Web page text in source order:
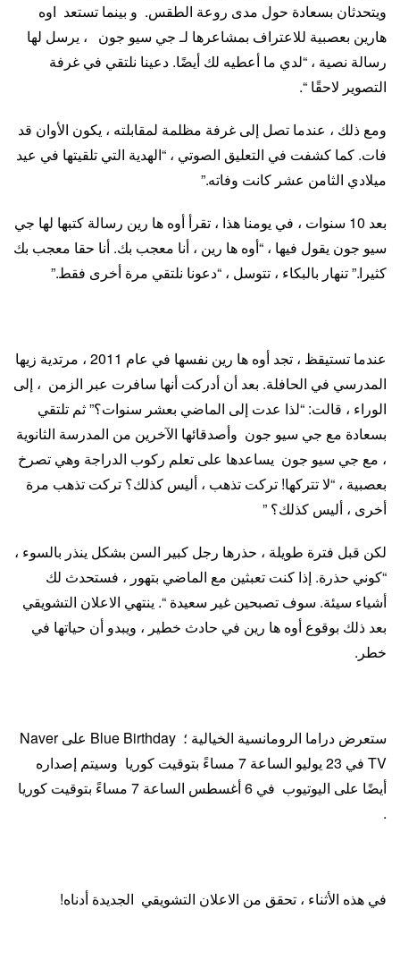
ويتحدثان بسعادة حول مدى روعة الطقس. و بينما تستعد اوه
هارين بعصبية للاعتراف بمشاعرها لـ جي سيو جون ، يرسل لها
رسالة نصية ، “لدي ما أعطيه لك أيضًا. دعينا نلتقي في غرفة
التصوير لاحقًا “.
ومع ذلك ، عندما تصل إلى غرفة مظلمة لمقابلته ، يكون الأوان قد
فات. كما كشفت في التعليق الصوتي ، “الهدية التي تلقيتها في عيد
ميلادي الثامن عشر كانت وفاته.”
بعد 10 سنوات ، في يومنا هذا ، تقرأ أوه ها رين رسالة كتبها لها جي
سيو جون يقول فيها ، “أوه ها رين ، أنا معجب بك. أنا حقا معجب بك
كثيرا.” تنهار بالبكاء ، تتوسل ، “دعونا نلتقي مرة أخرى فقط.”
عندما تستيقظ ، تجد أوه ها رين نفسها في عام 2011 ، مرتدية زيها
المدرسي في الحافلة. بعد أن أدركت أنها سافرت عبر الزمن ، إلى
الوراء ، قالت: “لذا عدت إلى الماضي بعشر سنوات؟” ثم تلتقي
بسعادة مع جي سيو جون وأصدقائها الآخرين من المدرسة الثانوية
، مع جي سيو جون يساعدها على تعلم ركوب الدراجة وهي تصرخ
بعصبية ، “لا تتركها! تركت تذهب ، أليس كذلك؟ تركت تذهب مرة
أخرى ، أليس كذلك؟ ”
لكن قبل فترة طويلة ، حذرها رجل كبير السن بشكل ينذر بالسوء ،
“كوني حذرة. إذا كنت تعبثين مع الماضي بتهور ، فستحدث لك
أشياء سيئة. سوف تصبحين غير سعيدة “. ينتهي الاعلان التشويقي
بعد ذلك بوقوع أوه ها رين في حادث خطير ، ويبدو أن حياتها في
خطر.
ستعرض دراما الرومانسية الخيالية ؛ Blue Birthday على Naver
TV في 23 يوليو الساعة 7 مساءً بتوقيت كوريا
وسيتم إصداره
أيضًا على اليوتيوب في 6 أغسطس الساعة 7 مساءً بتوقيت كوريا
.
في هذه الأثناء ، تحقق من الاعلان التشويقي الجديدة أدناه!